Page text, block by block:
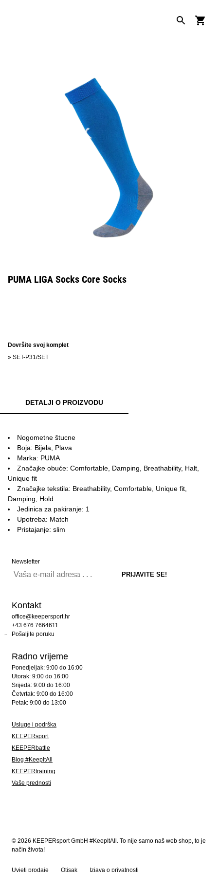
PUMA LIGA Socks Core Socks
Dovršite svoj komplet
» SET-P31/SET
DETALJI O PROIZVODU
Nogometne štucne
Boja: Bijela, Plava
Marka: PUMA
Značajke obuće: Comfortable, Damping, Breathability, Halt,
Unique fit
Značajke tekstila: Breathability, Comfortable, Unique fit,
Damping, Hold
Jedinica za pakiranje: 1
Upotreba: Match
Pristajanje: slim
Newsletter
Kontakt
office@keepersport.hr
+43 676 7664611
Pošaljite poruku
Radno vrijeme
Ponedjeljak: 9:00 do 16:00
Utorak: 9:00 do 16:00
Srijeda: 9:00 do 16:00
Četvrtak: 9:00 do 16:00
Petak: 9:00 do 13:00
Usluge i podrška
KEEPERsport
KEEPERbattle
Blog #KeepItAll
KEEPERtraining
Vaše prednosti
© 2026 KEEPERsport GmbH #KeepItAll. To nije samo naš web shop, to je
način života!
Uvjeti prodaje Otisak Izjava o privatnosti